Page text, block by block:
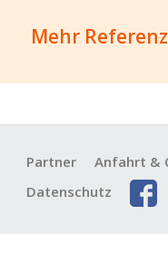
Mehr
Partner Anfahrt &
Datenschutz